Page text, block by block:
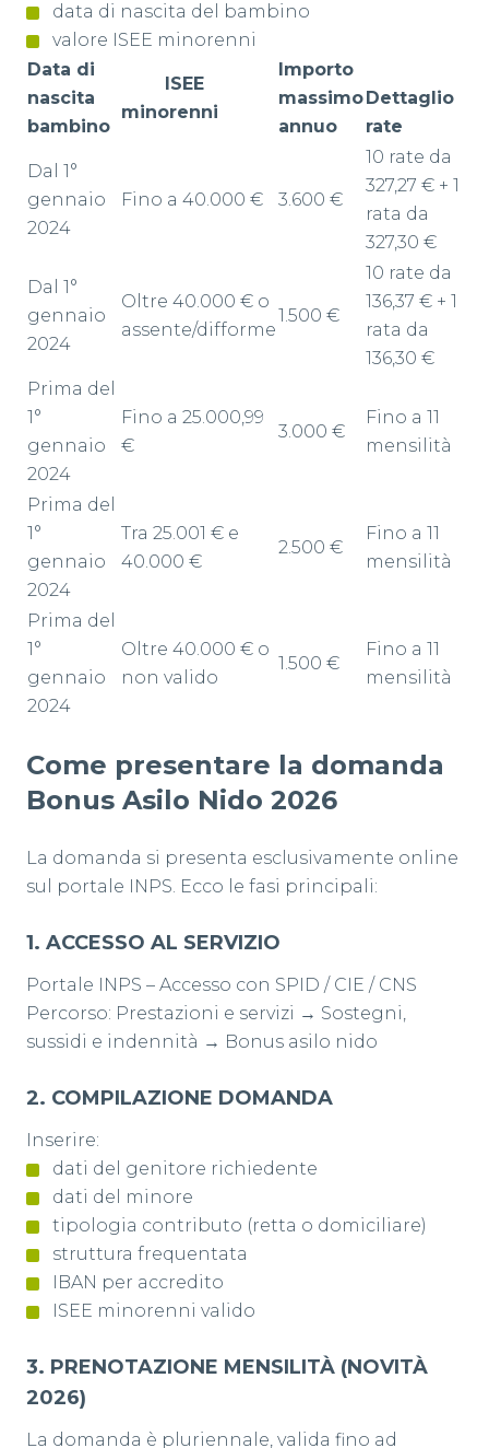
data di nascita del bambino
valore ISEE minorenni
Data di
nascita
bambino
ISEE
minorenni
Importo
massimo
annuo
Dettaglio
rate
Dal 1°
gennaio
2024
Fino a 40.000 € 3.600 €
10 rate da
327,27 € + 1
rata da
327,30 €
Dal 1°
gennaio
2024
Oltre 40.000 € o
assente/difforme
1.500 €
10 rate da
136,37 € + 1
rata da
136,30 €
Prima del
1°
gennaio
2024
Fino a 25.000,99
€
3.000 €
Fino a 11
mensilità
Prima del
1°
gennaio
2024
Tra 25.001 € e
40.000 €
2.500 €
Fino a 11
mensilità
Prima del
1°
gennaio
2024
Oltre 40.000 € o
non valido
1.500 €
Fino a 11
mensilità
Come presentare la domanda
Bonus Asilo Nido 2026
La domanda si presenta esclusivamente online
sul portale INPS. Ecco le fasi principali:
1️. ACCESSO AL SERVIZIO
Portale INPS – Accesso con SPID / CIE / CNS
Percorso: Prestazioni e servizi → Sostegni,
sussidi e indennità → Bonus asilo nido
2️. COMPILAZIONE DOMANDA
Inserire:
dati del genitore richiedente
dati del minore
tipologia contributo (retta o domiciliare)
struttura frequentata
IBAN per accredito
ISEE minorenni valido
3️. PRENOTAZIONE MENSILITÀ (NOVITÀ
2026)
La domanda è pluriennale, valida fino ad